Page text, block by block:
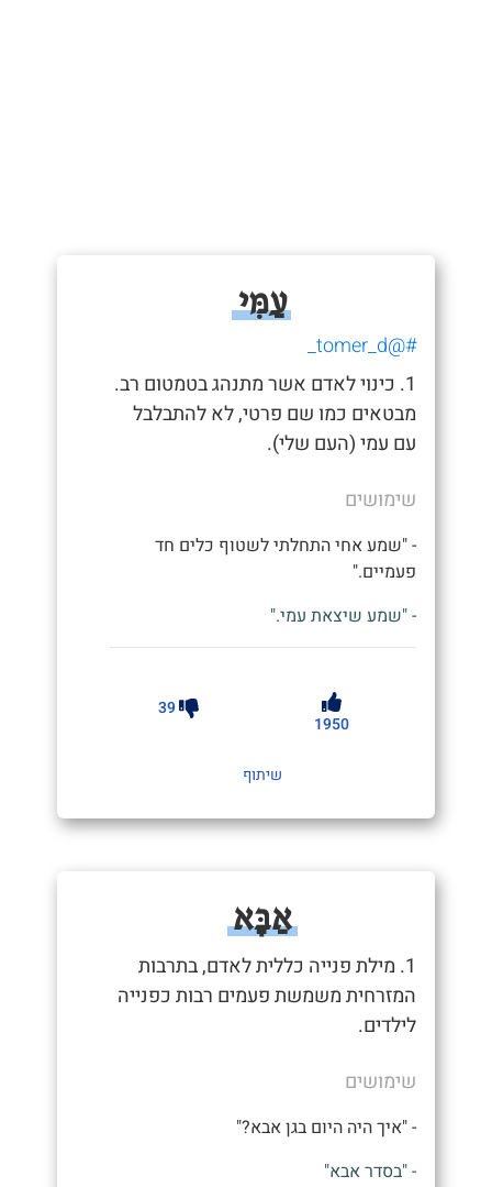
עַמִּי
#@tomer_d_
1. כינוי לאדם אשר מתנהג בטמטום רב.
מבטאים כמו שם פרטי, לא להתבלבל
עם עמי (העם שלי).
שימושים
- "שמע אחי התחלתי לשטוף כלים חד
פעמיים."
- "שמע שיצאת עמי."
1950
39
שיתוף
אַבָּא
1. מילת פנייה כללית לאדם, בתרבות
המזרחית משמשת פעמים רבות כפנייה
לילדים.
שימושים
- "איך היה היום בגן אבא?"
- "בסדר אבא"